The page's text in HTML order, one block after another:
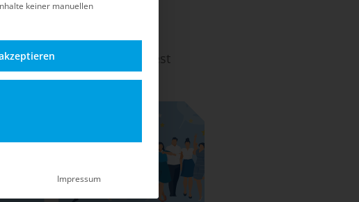
nach dem EOL und Best
End-of-Life.
keiner manuellen
Impressum